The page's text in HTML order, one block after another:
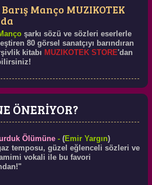
Manço MUZIKOTEK
şarkı sözü ve sözleri eserlerle
80 görsel sanatçıyı barındıran
kitabı MUZIKOTEK STORE'dan
ÖNERİYOR?
Ölümüne- (Emir Yargın)
temposu, güzel eğlenceli sözleri ve
vokali ile bu favori